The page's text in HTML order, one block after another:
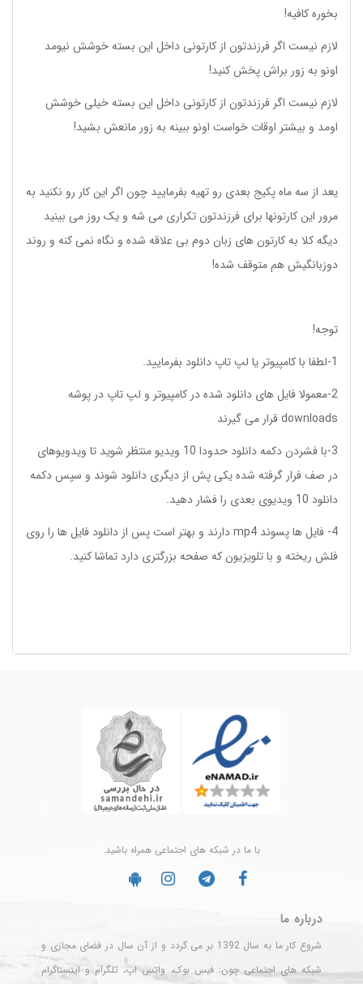
بخوره کافیه!
لازم نیست اگر فرزندتون از کارتونی داخل این بسته خوشش نیومد
اونو به زور براش پخش کنید!
لازم نیست اگر فرزندتون از کارتونی داخل این بسته خیلی خوشش
اومد و بیشتر اوقات خواست اونو ببینه به زور مانعش بشید!
یعد از سه ماه پکیج بعدی رو تهیه بفرمایید چون اگر این کار رو نکنید به
مرور این کارتونها برای فرزندتون تکراری می شه و یک روز می بینید
دیگه کلا به کارتون های زبان دوم بی علاقه شده و نگاه نمی کنه و روند
دوزبانگیش هم متوقف شده!
توجه!
2-معمولا فایل های دانلود شده در کامپیوتر و لپ تاپ در پوشه
downloads قرار می گیرند
3-با فشردن دکمه دانلود حدودا 10 ویدیو منتظر شوید تا ویدویوهای
در صف فرار گرفته شده یکی پش از دیگری دانلود شوند و سپس دکمه
دانلود 10 ویدیوی بعدی را فشار دهید.
4- فایل ها پسوند mp4 دارند و بهتر است پس از دانلود فایل ها را روی
فلش ریخته و با تلویزیون که صفحه بزرگتری دارد تماشا کنید.
با ما در شبکه های اجتماعی همراه باشید.
درباره ما
شروع کار ما به سال 1392 بر می گردد و از آن سال در فضای مجازی و
شبکه های اجتماعی چون: فیس بوک، واتس اپ، تلگرام و اینستاگرام